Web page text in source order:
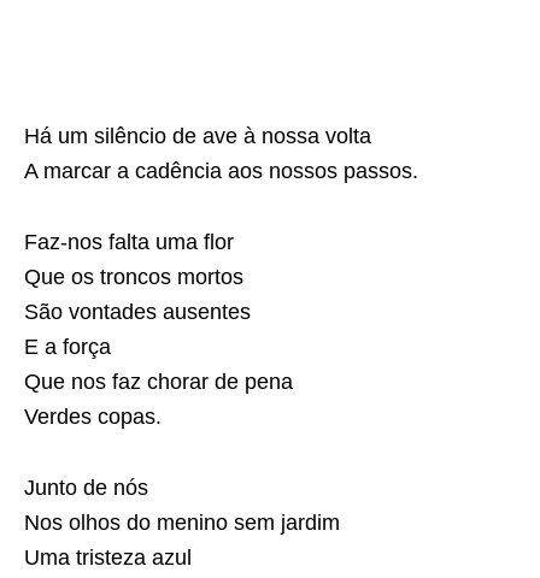
Há um silêncio de ave à nossa volta
A marcar a cadência aos nossos passos.
Faz-nos falta uma flor
Que os troncos mortos
São vontades ausentes
E a força
Que nos faz chorar de pena
Verdes copas.
Junto de nós
Nos olhos do menino sem jardim
Uma tristeza azul